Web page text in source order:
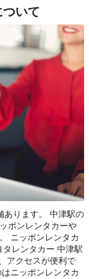
いて
あります。 中津駅の
ポンレンタカーや
ニッポンレンタカ
レンタカー 中津駅
アクセスが便利で
ニッポンレンタカ